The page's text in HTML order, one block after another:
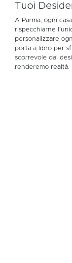
Tuoi
A Parma, ogni
rispecchiarne
personalizzare
porta a libro per
scorrevole dal
renderemo realtà.